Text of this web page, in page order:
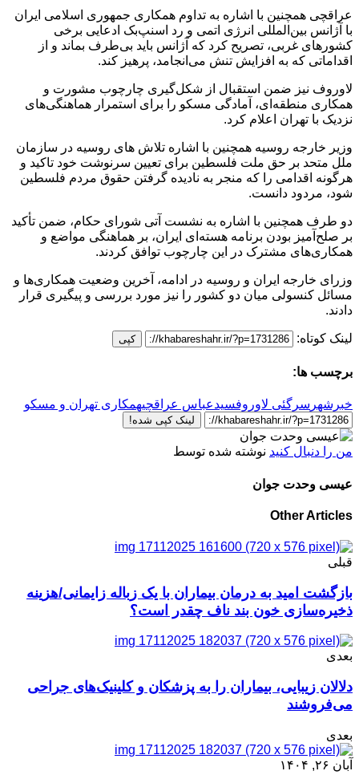
عراقچی همچنین با اشاره به تداوم همکاری جمهوری اسلامی ایران
با آژانس بین‌المللی انرژی اتمی و رد اسنپ‌بک ادعایی برخی
کشورهای غربی، تصریح کرد که آژانس باید بی‌طرف بماند و از
اقداماتی که به افزایش تنش می‌انجامد، پرهیز کند.
لاوروف نیز ضمن استقبال از شکل‌گیری چارچوب‌ مشورت و
همکاری‌ منطقه‌ای، آمادگی مسکو را برای استمرار هماهنگی‌های
نزدیک با تهران اعلام کرد.
وزیر خارجه روسیه همچنین با اشاره تلاش های روسیه در سازمان
ملل متحد بر حق ملت فلسطین برای تعیین سرنوشت خود تاکید و
هرگونه اقدامی را که منجر به نادیده گرفتن حقوق مردم فلسطین
شود، مردود دانست.
دو طرف همچنین با اشاره به نشست آتی شورای حکام، ضمن تأکید
بر صلح‌آمیز بودن برنامه هسته‌ای ایران، بر هماهنگی مواضع و
همکاری‌های مشترک در این چارچوب توافق کردند.
وزرای خارجه ایران و روسیه در ادامه، آخرین وضعیت همکاری‌ها و
مسائل کنسولی میان دو کشور را نیز مورد بررسی و پیگیری قرار
دادند.
لینک کوتاه: کپی
برچسب ها:
خبرشهر سرگئی لاوروفسیدعباس عراقچیهمکاری تهران و مسکو
لینک کپی شده!
من را دنبال کنید نوشته شده توسط
عیسی وحدت جوان
Other Articles
قبلی
بازگشت امید به درمان بیماران با یک زباله زایمانی/هزینه
ذخیره‌سازی خون بند ناف چقدر است؟
بعدی
دلالان زیبایی، بیماران را به پزشکان و کلینیک‌های جراحی
می‌فروشند
بعدی
آبان ۲۶, ۱۴۰۴